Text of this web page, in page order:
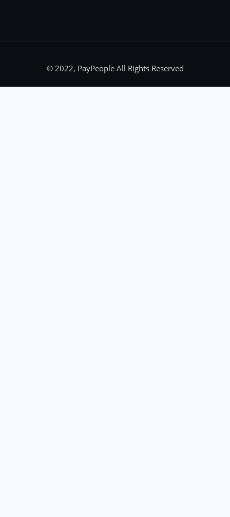
© 2022, PayPeople All Rights Reserved